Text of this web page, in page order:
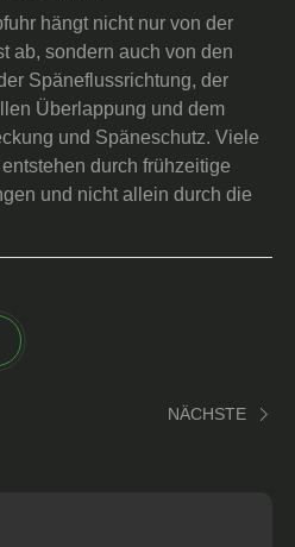
hängt nicht nur von der
ab, sondern auch von den
Späneflussrichtung, der
Überlappung und dem
und Späneschutz. Viele
durch frühzeitige
und nicht allein durch die
NÄCHSTE